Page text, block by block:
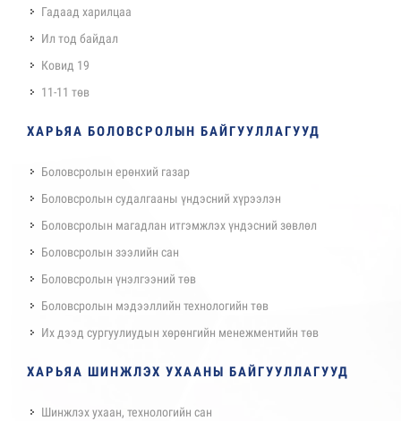
Гадаад харилцаа
Ил тод байдал
Ковид 19
11-11 төв
ХАРЬЯА БОЛОВСРОЛЫН БАЙГУУЛЛАГУУД
Боловсролын ерөнхий газар
Боловсролын судалгааны үндэсний хүрээлэн
Боловсролын магадлан итгэмжлэх үндэсний зөвлөл
Боловсролын зээлийн сан
Боловсролын үнэлгээний төв
Боловсролын мэдээллийн технологийн төв
Их дээд сургуулиудын хөрөнгийн менежментийн төв
ХАРЬЯА ШИНЖЛЭХ УХААНЫ БАЙГУУЛЛАГУУД
Шинжлэх ухаан, технологийн сан